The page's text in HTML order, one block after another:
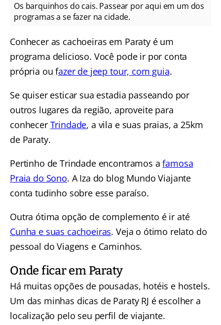
Os barquinhos do cais. Passear por aqui em um dos
programas a se fazer na cidade.
Conhecer as cachoeiras em Paraty é um
programa delicioso. Você pode ir por conta
própria ou fazer de jeep tour, com guia.
Se quiser esticar sua estadia passeando por
outros lugares da região, aproveite para
conhecer Trindade, a vila e suas praias, a 25km
de Paraty.
Pertinho de Trindade encontramos afamosa
Praia do Sono. A Iza do blog Mundo Viajante
conta tudinho sobre esse paraíso.
Outra ótima opção de complemento é ir até
Cunha e suas cachoeiras. Veja o ótimo relato do
pessoal do Viagens e Caminhos.
Onde ficar em Paraty
Há muitas opções de pousadas, hotéis e hostels.
Um das minhas dicas de Paraty RJ é escolher a
localização pelo seu perfil de viajante.